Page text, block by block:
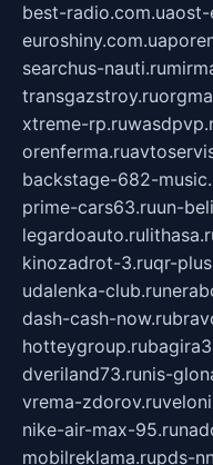
best-radio.com.uaost-
euroshiny.com.ua
searchus-nauti.ru
transgazstroy.ru
xtreme-rp.ru
orenferma.ru
backstage-682-
prime-cars63.ruun-
legardoauto.ru
kinozadrot-3.ruqr-
udalenka-club.ru
dash-cash-now.ru
hotteygroup.ru
dveriland73.runis-
vrema-zdorov.ru
nike-air-max-95.ru
mobilreklama.rupds-